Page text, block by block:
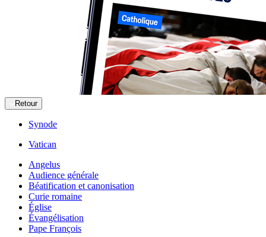
Retour
Synode
Vatican
Angelus
Audience générale
Béatification et canonisation
Curie romaine
Église
Évangélisation
Pape François